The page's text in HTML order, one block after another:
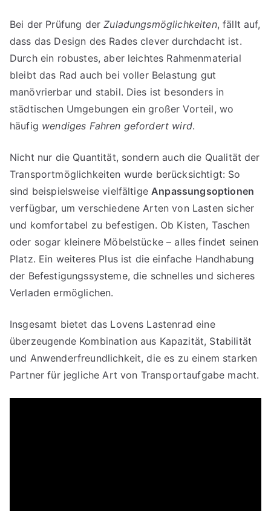
Bei der Prüfung derZuladungsmöglichkeiten, fällt auf,
dass das Design des Rades clever durchdacht ist.
Durch ein robustes, aber leichtes Rahmenmaterial
bleibt das Rad auch bei voller Belastung gut
manövrierbar und stabil. Dies ist besonders in
städtischen Umgebungen ein großer Vorteil, wo
häufig wendiges Fahren gefordert wird.
Nicht nur die Quantität, sondern auch die Qualität der
Transportmöglichkeiten wurde berücksichtigt: So
sind beispielsweise vielfältigeAnpassungsoptionen
verfügbar, um verschiedene Arten von Lasten sicher
und komfortabel zu befestigen. Ob Kisten, Taschen
oder sogar kleinere Möbelstücke – alles findet seinen
Platz. Ein weiteres Plus ist die einfache Handhabung
der Befestigungssysteme, die schnelles und sicheres
Verladen ermöglichen.
Insgesamt bietet das Lovens Lastenrad eine
überzeugende Kombination aus Kapazität, Stabilität
und Anwenderfreundlichkeit, die es zu einem starken
Partner für jegliche Art von Transportaufgabe macht.